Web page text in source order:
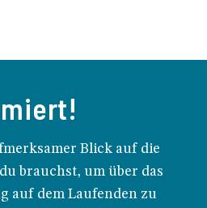
Blick auf die
brauchst, um über das
auf dem Laufenden zu